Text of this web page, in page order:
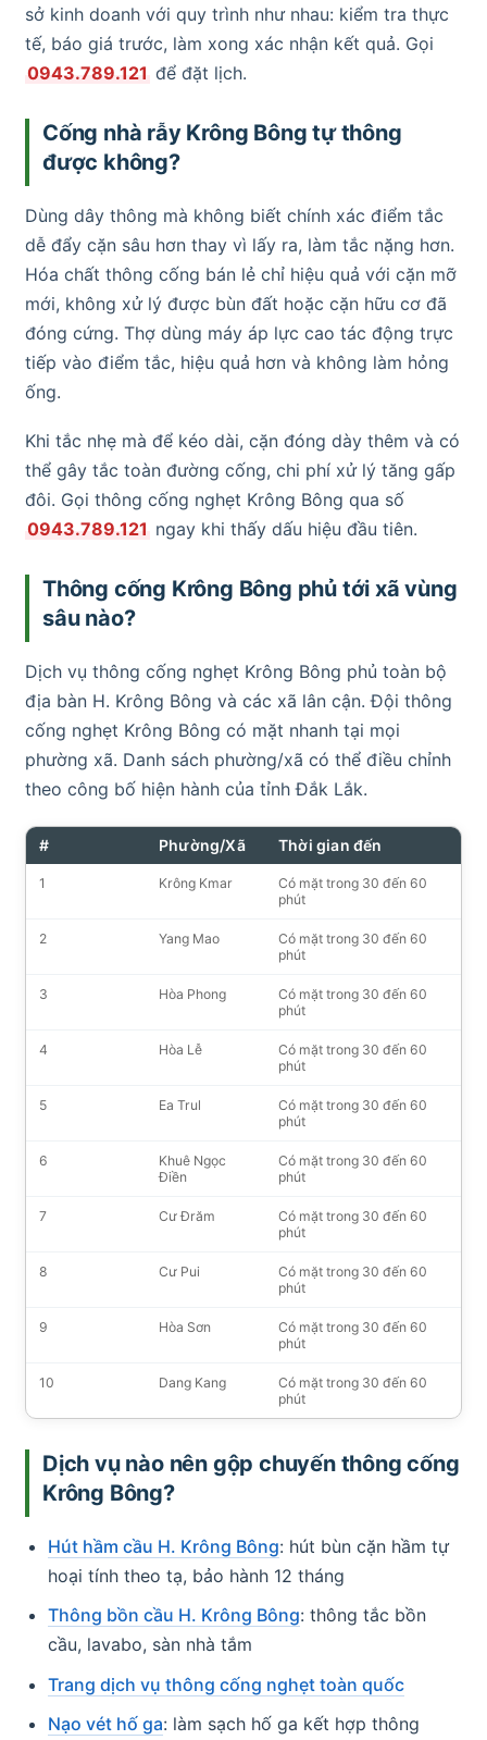
sở kinh doanh với quy trình như nhau: kiểm tra thực
tế, báo giá trước, làm xong xác nhận kết quả. Gọi
0943.789.121 để đặt lịch.
Cống nhà rẫy Krông Bông tự thông
được không?
Dùng dây thông mà không biết chính xác điểm tắc
dễ đẩy cặn sâu hơn thay vì lấy ra, làm tắc nặng hơn.
Hóa chất thông cống bán lẻ chỉ hiệu quả với cặn mỡ
mới, không xử lý được bùn đất hoặc cặn hữu cơ đã
đóng cứng. Thợ dùng máy áp lực cao tác động trực
tiếp vào điểm tắc, hiệu quả hơn và không làm hỏng
ống.
Khi tắc nhẹ mà để kéo dài, cặn đóng dày thêm và có
thể gây tắc toàn đường cống, chi phí xử lý tăng gấp
đôi. Gọi thông cống nghẹt Krông Bông qua số
0943.789.121 ngay khi thấy dấu hiệu đầu tiên.
Thông cống Krông Bông phủ tới xã vùng
sâu nào?
Dịch vụ thông cống nghẹt Krông Bông phủ toàn bộ
địa bàn H. Krông Bông và các xã lân cận. Đội thông
cống nghẹt Krông Bông có mặt nhanh tại mọi
phường xã. Danh sách phường/xã có thể điều chỉnh
theo công bố hiện hành của tỉnh Đắk Lắk.
# Phường/Xã Thời gian đến
1 Krông Kmar
Có mặt trong 30 đến 60
phút
2 Yang Mao
Có mặt trong 30 đến 60
phút
3 Hòa Phong
Có mặt trong 30 đến 60
phút
4 Hòa Lễ
Có mặt trong 30 đến 60
phút
5 Ea Trul
Có mặt trong 30 đến 60
phút
6
Khuê Ngọc
Điền
Có mặt trong 30 đến 60
phút
7 Cư Đrăm
Có mặt trong 30 đến 60
phút
8 Cư Pui
Có mặt trong 30 đến 60
phút
9 Hòa Sơn
Có mặt trong 30 đến 60
phút
10 Dang Kang
Có mặt trong 30 đến 60
phút
Dịch vụ nào nên gộp chuyến thông cống
Krông Bông?
Hút hầm cầu H. Krông Bông: hút bùn cặn hầm tự
hoại tính theo tạ, bảo hành 12 tháng
Thông bồn cầu H. Krông Bông: thông tắc bồn
cầu, lavabo, sàn nhà tắm
Trang dịch vụ thông cống nghẹt toàn quốc
Nạo vét hố ga: làm sạch hố ga kết hợp thông